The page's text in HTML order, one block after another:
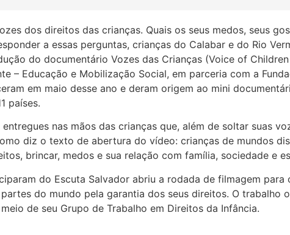
dos direitos das crianças. Quais os seus medos, seus
a essas perguntas, crianças do Calabar e do Rio
do documentário Vozes das Crianças (Voice of
– Educação e Mobilização Social, em parceria com a
em maio desse ano e deram origem ao mini
países.
nas mãos das crianças que, além de soltar suas
diz o texto de abertura do vídeo: crianças de mundos
brincar, medos e sua relação com família, sociedade e
do Escuta Salvador abriu a rodada de filmagem
do mundo pela garantia dos seus direitos. O trabalho
de seu Grupo de Trabalho em Direitos da Infância.